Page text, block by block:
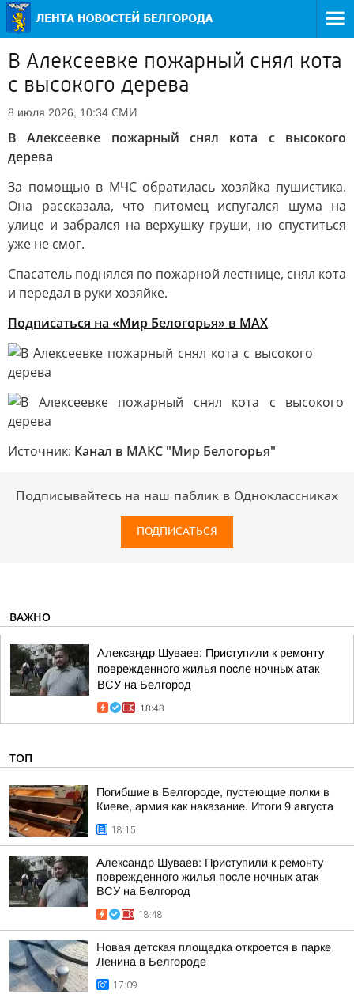
В Алексеевке пожарный снял кота
с высокого дерева
8 июля 2026, 10:34 СМИ
В Алексеевке пожарный снял кота с высокого
дерева
За помощью в МЧС обратилась хозяйка пушистика.
Она рассказала, что питомец испугался шума на
улице и забрался на верхушку груши, но спуститься
уже не смог.
Спасатель поднялся по пожарной лестнице, снял кота
и передал в руки хозяйке.
Подписаться на «Мир Белогорья» в MAX
Источник: Канал в МАКС "Мир Белогорья"
Подписывайтесь на наш паблик в Одноклассниках
ПОДПИСАТЬСЯ
ВАЖНО
Александр Шуваев: Приступили к ремонту
поврежденного жилья после ночных атак
ВСУ на Белгород
18:48
ТОП
Погибшие в Белгороде, пустеющие полки в
Киеве, армия как наказание. Итоги 9 августа
18:15
Александр Шуваев: Приступили к ремонту
поврежденного жилья после ночных атак
ВСУ на Белгород
18:48
Новая детская площадка откроется в парке
Ленина в Белгороде
17:09